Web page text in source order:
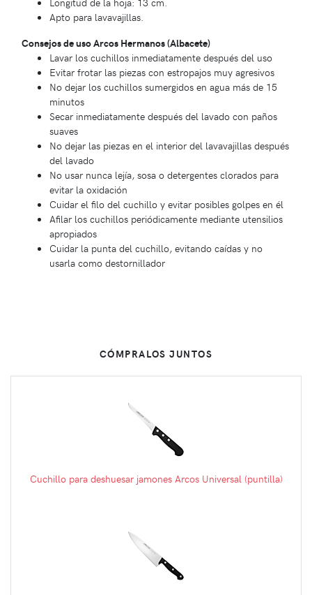
Apto para lavavajillas.
Consejos de uso Arcos Hermanos (Albacete)
Lavar los cuchillos inmediatamente después del uso
Evitar frotar las piezas con estropajos muy agresivos
No dejar los cuchillos sumergidos en agua más de 15
minutos
Secar inmediatamente después del lavado con paños
suaves
No dejar las piezas en el interior del lavavajillas después
del lavado
No usar nunca lejía, sosa o detergentes clorados para
evitar la oxidación
Cuidar el filo del cuchillo y evitar posibles golpes en él
Afilar los cuchillos periódicamente mediante utensilios
apropiados
Cuidar la punta del cuchillo, evitando caídas y no
usarla como destornillador
CÓMPRALOS JUNTOS
Cuchillo para deshuesar jamones Arcos Universal (puntilla)